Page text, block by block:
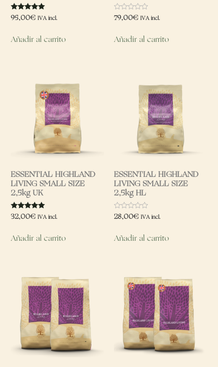
Valorado
con
95,00€ IVA incl.
Añadir al carrito
Valorado
con
5
79,00€ IVA incl.
Añadir al carrito
ESSENTIAL HIGHLAND
LIVING SMALL SIZE
2,5kg UK
Valorado
con
32,00€ IVA incl.
Añadir al carrito
ESSENTIAL HIGHLAND
LIVING SMALL SIZE
2,5kg HL
Valorado
con
5
28,00€ IVA incl.
Añadir al carrito